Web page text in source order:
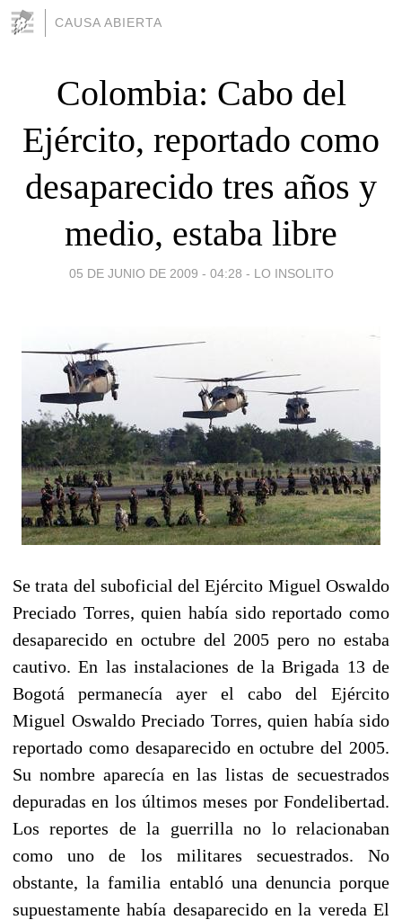
CAUSA ABIERTA
Colombia: Cabo del
Ejército, reportado como
desaparecido tres años y
medio, estaba libre
05 DE JUNIO DE 2009 - 04:28 - LO INSOLITO
Se trata del suboficial del Ejército Miguel Oswaldo
Preciado Torres, quien había sido reportado como
desaparecido en octubre del 2005 pero no estaba
cautivo. En las instalaciones de la Brigada 13 de
Bogotá permanecía ayer el cabo del Ejército
Miguel Oswaldo Preciado Torres, quien había sido
reportado como desaparecido en octubre del 2005.
Su nombre aparecía en las listas de secuestrados
depuradas en los últimos meses por Fondelibertad.
Los reportes de la guerrilla no lo relacionaban
como uno de los militares secuestrados. No
obstante, la familia entabló una denuncia porque
supuestamente había desaparecido en la vereda El